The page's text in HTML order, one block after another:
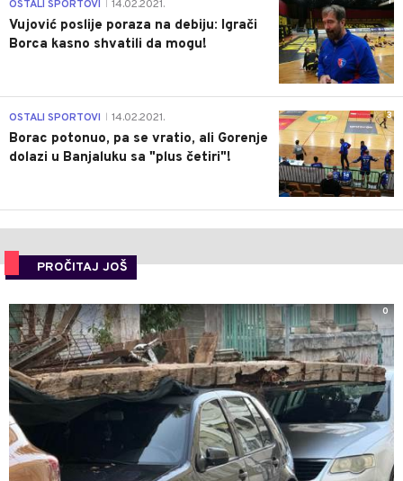
OSTALI SPORTOVI 14.02.2021.
Vujović poslije poraza na debiju: Igrači
Borca kasno shvatili da mogu!
3
OSTALI SPORTOVI 14.02.2021.
Borac potonuo, pa se vratio, ali Gorenje
dolazi u Banjaluku sa "plus četiri"!
PROČITAJ JOŠ
0